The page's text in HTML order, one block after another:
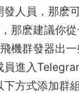
發人員，那麽
那麽建議你
機群發器出
進入
方式添加群